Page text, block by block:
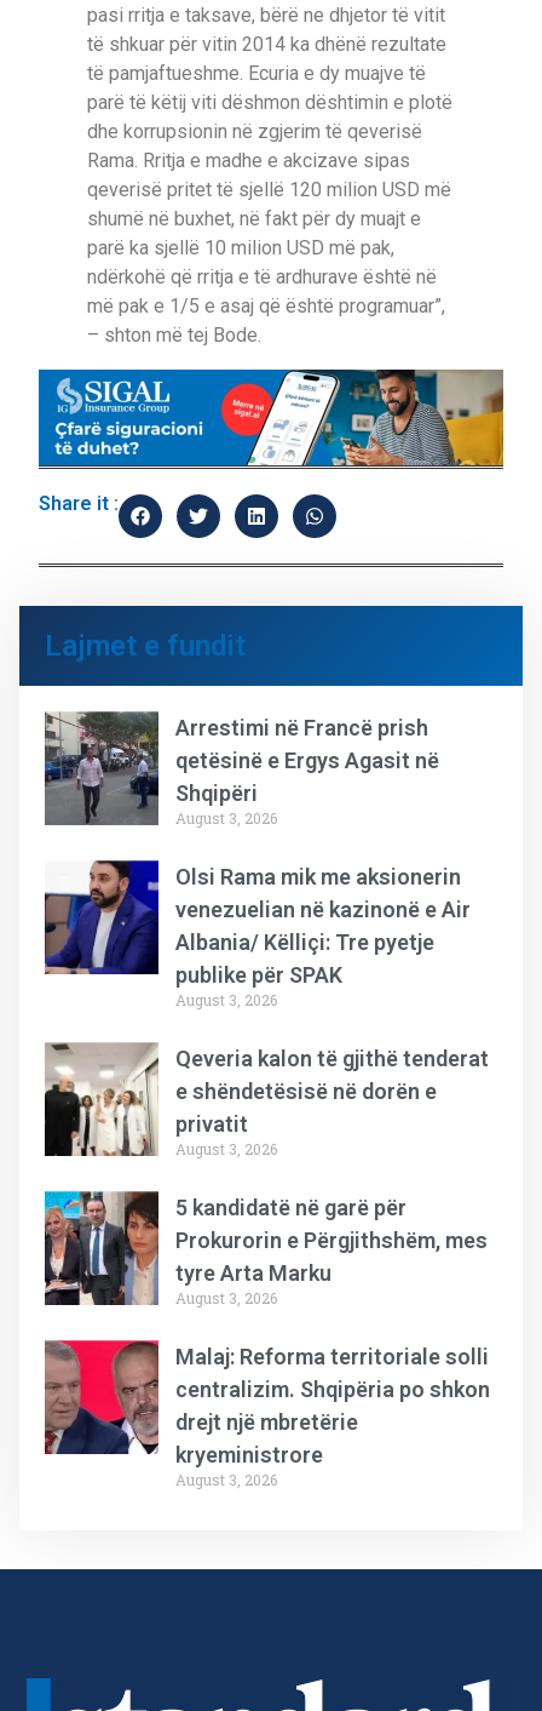
pasi rritja e taksave, bërë ne dhjetor të vitit
të shkuar për vitin 2014 ka dhënë rezultate
të pamjaftueshme. Ecuria e dy muajve të
parë të këtij viti dëshmon dështimin e plotë
dhe korrupsionin në zgjerim të qeverisë
Rama. Rritja e madhe e akcizave sipas
qeverisë pritet të sjellë 120 milion USD më
shumë në buxhet, në fakt për dy muajt e
parë ka sjellë 10 milion USD më pak,
ndërkohë që rritja e të ardhurave është në
më pak e 1/5 e asaj që është programuar”,
– shton më tej Bode.
Share it :
Lajmet e fundit
Arrestimi në Francë prish
qetësinë e Ergys Agasit në
Shqipëri
August 3, 2026
Olsi Rama mik me aksionerin
venezuelian në kazinonë e Air
Albania/ Këlliçi: Tre pyetje
publike për SPAK
August 3, 2026
Qeveria kalon të gjithë tenderat
e shëndetësisë në dorën e
privatit
August 3, 2026
5 kandidatë në garë për
Prokurorin e Përgjithshëm, mes
tyre Arta Marku
August 3, 2026
Malaj: Reforma territoriale solli
centralizim. Shqipëria po shkon
drejt një mbretërie
kryeministrore
August 3, 2026